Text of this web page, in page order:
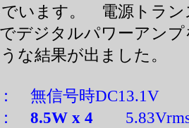
います。 電源トラン
デジタルパワーアン
な結果が出ました。
信号時DC13.1V
8.5W x 4